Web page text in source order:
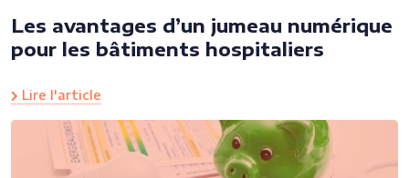
Les avantages d’un jumeau numérique
pour les bâtiments hospitaliers
Lire l'article